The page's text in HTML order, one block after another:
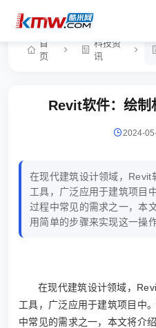
首
页
科技资
讯
Revit软件：绘制
2024-
在现代建筑设计领域，Revit
工具，广泛应用于建筑项目
过程中常见的需求之一，本
用简单的步骤来实现这一操
在现代建筑设计领域，
工具，广泛应用于建筑项目中
中常见的需求之一，本文将介